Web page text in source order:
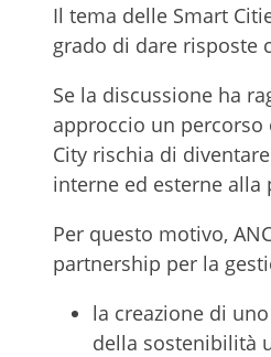
Il tema delle Smart
grado di dare risposte
Se la discussione ha
approccio un
City rischia di
interne ed esterne
Per questo motivo,
partnership per la
la creazione di
della sostenibilità